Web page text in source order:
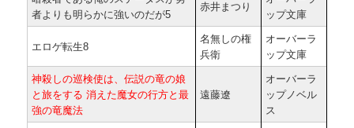
者よりも明らかに強いのだが5
赤井まつり
ップ文庫
エロゲ転生8
名無しの権
兵衛
オーバーラ
ップ文庫
神殺しの巡検使は、伝説の竜の娘
と旅をする 消えた魔女の行方と最
強の竜魔法
遠藤遼
オーバーラ
ップノベル
ス